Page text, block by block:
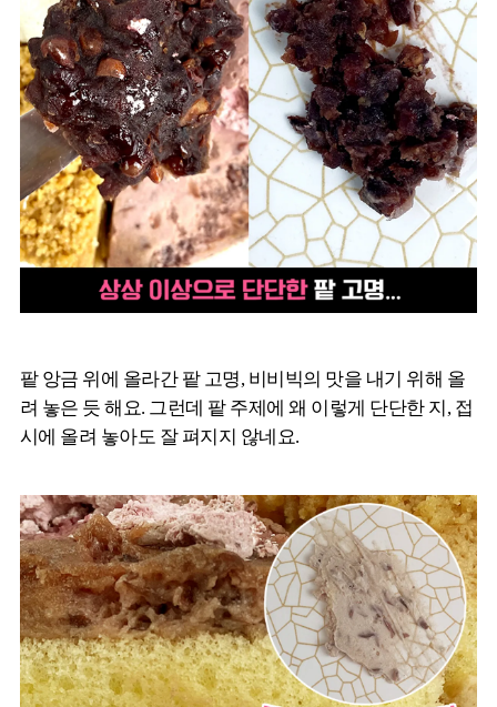
팥 앙금 위에 올라간 팥 고명, 비비빅의 맛을 내기 위해 올
려 놓은 듯 해요. 그런데 팥 주제에 왜 이렇게 단단한 지, 접
시에 올려 놓아도 잘 펴지지 않네요.